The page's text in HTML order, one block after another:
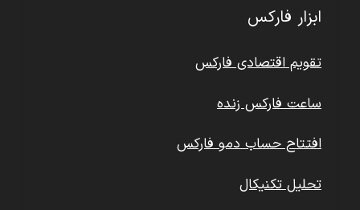
ابزار فارکس
تقویم اقتصادی فارکس
ساعت فارکس زنده
افتتاح حساب دمو فارکس
تحلیل تکنیکال